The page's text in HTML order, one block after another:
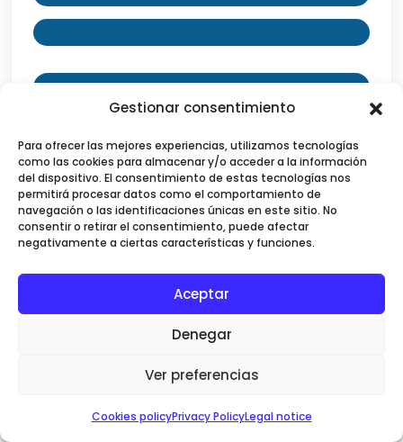
Gestionar consentimiento
Para ofrecer las mejores experiencias, utilizamos tecnologías
como las cookies para almacenar y/o acceder a la información
del dispositivo. El consentimiento de estas tecnologías nos
permitirá procesar datos como el comportamiento de
navegación o las identificaciones únicas en este sitio. No
consentir o retirar el consentimiento, puede afectar
negativamente a ciertas características y funciones.
Aceptar
Denegar
Ver preferencias
Cookies policyPrivacy PolicyLegal notice
See adventure trips
Check availability
Highlights
Práctica combinada en estudio local y en
Colaboración con estudio de yoga local en Chiang